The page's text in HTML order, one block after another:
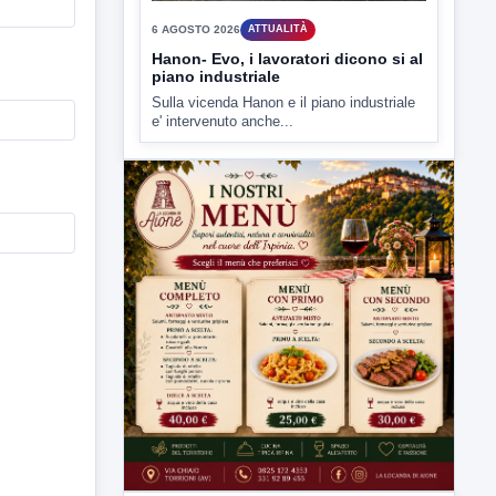
Mirabella Eclano, Raffaella Rita
D'Ambrosio,...
▶
6 AGOSTO 2026 ATTUALITÀ
Hanon- Evo, i lavoratori dicono si al
piano industriale
Sulla vicenda Hanon e il piano industriale
e' intervenuto anche...